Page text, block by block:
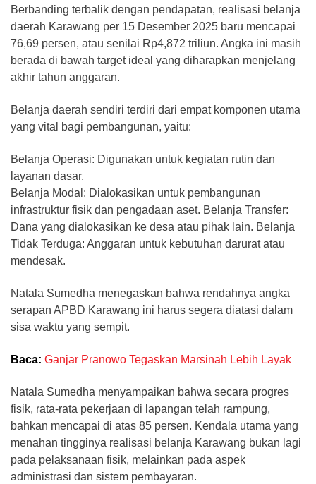
Berbanding terbalik dengan pendapatan, realisasi belanja
daerah Karawang per 15 Desember 2025 baru mencapai
76,69 persen, atau senilai Rp4,872 triliun. Angka ini masih
berada di bawah target ideal yang diharapkan menjelang
akhir tahun anggaran.
Belanja daerah sendiri terdiri dari empat komponen utama
yang vital bagi pembangunan, yaitu:
Belanja Operasi: Digunakan untuk kegiatan rutin dan
layanan dasar.
Belanja Modal: Dialokasikan untuk pembangunan
infrastruktur fisik dan pengadaan aset. Belanja Transfer:
Dana yang dialokasikan ke desa atau pihak lain. Belanja
Tidak Terduga: Anggaran untuk kebutuhan darurat atau
mendesak.
Natala Sumedha menegaskan bahwa rendahnya angka
serapan APBD Karawang ini harus segera diatasi dalam
sisa waktu yang sempit.
Baca: Ganjar Pranowo Tegaskan Marsinah Lebih Layak
Natala Sumedha menyampaikan bahwa secara progres
fisik, rata-rata pekerjaan di lapangan telah rampung,
bahkan mencapai di atas 85 persen. Kendala utama yang
menahan tingginya realisasi belanja Karawang bukan lagi
pada pelaksanaan fisik, melainkan pada aspek
administrasi dan sistem pembayaran.